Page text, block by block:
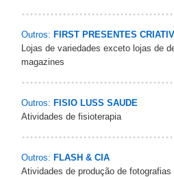
Outros: FIRST PRESENTES
Lojas de variedades exceto lojas de
magazines
Outros: FISIO LUSS SAUDE
Atividades de fisioterapia
Outros: FLASH & CIA
Atividades de produção de